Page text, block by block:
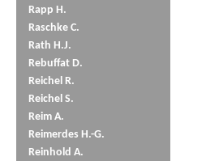
Rapp H.
Raschke C.
Rath H.J.
Rebuffat D.
Reichel R.
Reichel S.
Reim A.
Reimerdes H.-G.
Reinhold A.